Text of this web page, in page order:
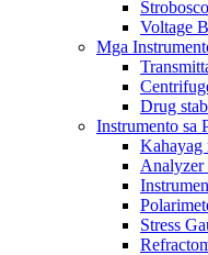
Voltage
Mga
Drug
Instrumento sa
Kahayag
Analyzer
Stress